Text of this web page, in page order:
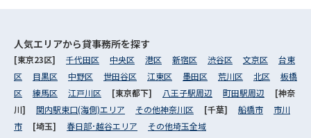
人気エリアから貸事務所を探す
[東京23区] 千代田区 中央区 港区 新宿区 渋谷区 文京区
台東
区
目黒区 中野区 世田谷区 江東区 墨田区 荒川区 北区
板橋
区
練馬区 江戸川区 [東京都下] 八王子駅周辺 町田駅周辺
[神奈
川] 関内駅東口(海側)エリア その他神奈川区 [千葉] 船橋市
市川
市
[埼玉] 春日部･越谷エリア その他埼玉全域